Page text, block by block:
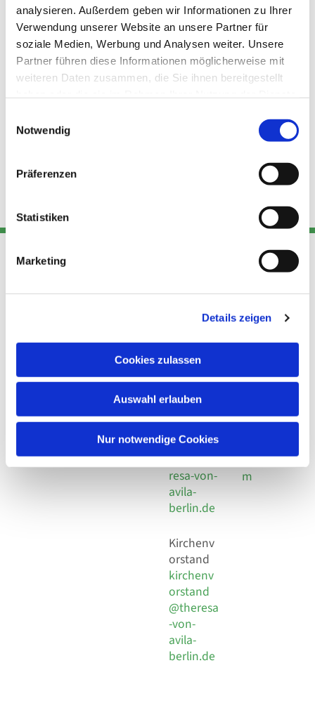
analysieren. Außerdem geben wir Informationen zu Ihrer
Verwendung unserer Website an unsere Partner für
soziale Medien, Werbung und Analysen weiter. Unsere
Partner führen diese Informationen möglicherweise mit
weiteren Daten zusammen, die Sie ihnen bereitgestellt
Notwendig
Präferenzen
Statistiken
Marketing
Details zeigen
Cookies zulassen
Auswahl erlauben
Nur notwendige Cookies
Adresse
Kirchengemeinde Pfarrei
Hl. Theresa von Avila Berlin
Leitender Pfarrer - Norbert
Behaimstr. 39
Kont
Telefon
+49 30
924 64 28
Fax +49
30 924 54
18
E-Mail
info@the
resa-von-
avila-
berlin.de
Kirchenv
orstand
kirchenv
orstand
@theresa
-von-
avila-
berlin.de
Links
Datensch
utz
Social
Impressu
m